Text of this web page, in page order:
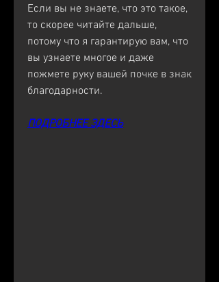
Если вы не знаете, что это такое,
то скорее читайте дальше,
потому что я гарантирую вам, что
вы узнаете многое и даже
пожмете руку вашей почке в знак
благодарности.
ПОДРОБНЕЕ ЗДЕСЬ